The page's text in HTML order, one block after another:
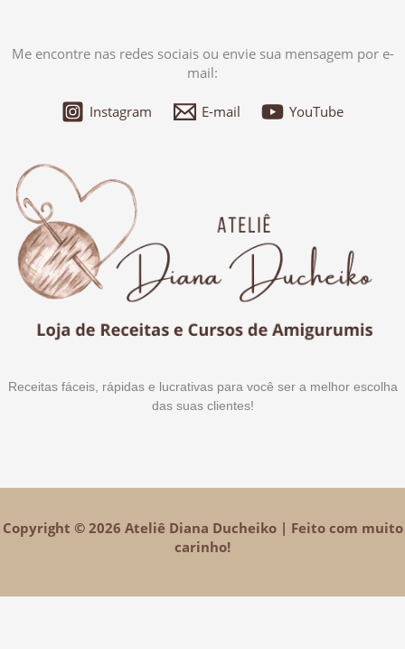
Me encontre nas redes sociais ou envie sua mensagem por e-
mail:
Instagram E-mail YouTube
Receitas fáceis, rápidas e lucrativas para você ser a melhor escolha
das suas clientes!
Copyright © 2026 Ateliê Diana Ducheiko | Feito com muito
carinho!